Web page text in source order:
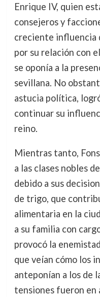
Enrique IV, quien
consejeros y
creciente influencia
por su relación con
se oponía a la
sevillana. No
astucia política,
continuar su
reino.
Mientras tanto,
a las clases nobles
debido a sus
de trigo, que
alimentaria en la
a su familia con
provocó la
que veían cómo los
anteponían a los de
tensiones fueron en